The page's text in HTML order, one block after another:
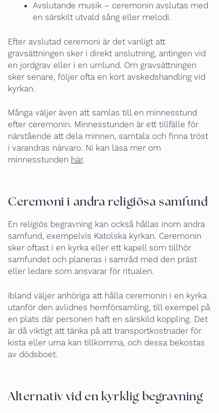
Avslutande musik – ceremonin avslutas med
en särskilt utvald sång eller melodi.
Efter avslutad ceremoni är det vanligt att
gravsättningen sker i direkt anslutning, antingen vid
en jordgrav eller i en urnlund. Om gravsättningen
sker senare, följer ofta en kort avskedshandling vid
kyrkan.
Många väljer även att samlas till en minnesstund
efter ceremonin. Minnesstunden är ett tillfälle för
närstående att dela minnen, samtala och finna tröst
i varandras närvaro. Ni kan läsa mer om
minnesstunden här.
Ceremoni i andra religiösa samfund
En religiös begravning kan också hållas inom andra
samfund, exempelvis Katolska kyrkan. Ceremonin
sker oftast i en kyrka eller ett kapell som tillhör
samfundet och planeras i samråd med den präst
eller ledare som ansvarar för ritualen.
Ibland väljer anhöriga att hålla ceremonin i en kyrka
utanför den avlidnes hemförsamling, till exempel på
en plats där personen haft en särskild koppling. Det
är då viktigt att tänka på att transportkostnader för
kista eller urna kan tillkomma, och dessa bekostas
av dödsboet.
Alternativ vid en kyrklig begravning